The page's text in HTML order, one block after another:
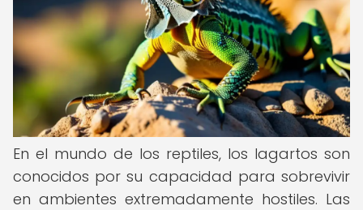
En el mundo de los reptiles, los lagartos son
conocidos por su capacidad para sobrevivir
en ambientes extremadamente hostiles. Las